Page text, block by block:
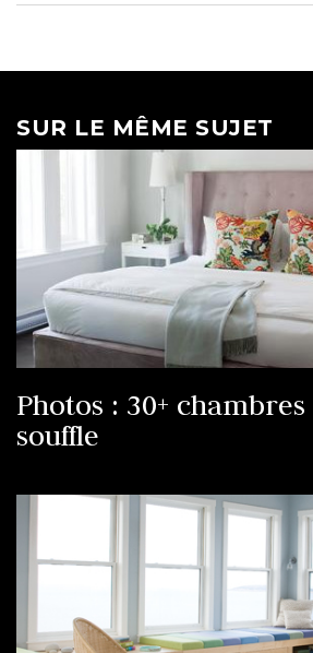
SUR LE MÊME SUJET
Photos : 30+
souffle